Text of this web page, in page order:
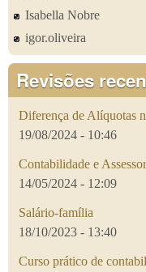
Isabella Nobre
igor.oliveira
Revisões
Diferença de Alíquotas
19/08/2024 - 10:46
Contabilidade e
14/05/2024 - 12:09
Salário-família
18/10/2023 - 13:40
Curso prático de